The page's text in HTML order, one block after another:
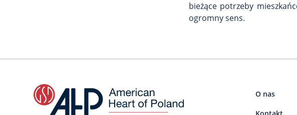
bieżące potrzeby
ogromny sens.
O nas